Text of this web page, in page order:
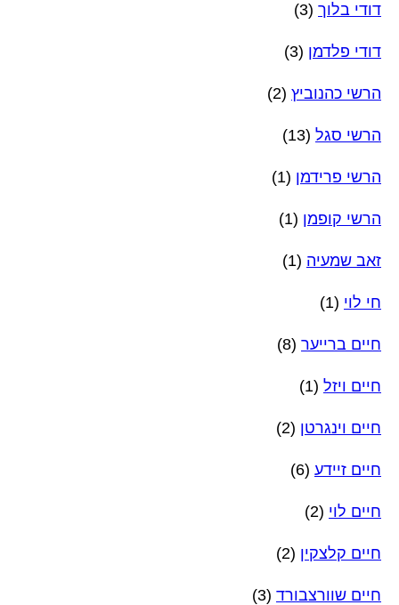
דודי בלוך (3)
דודי פלדמן (3)
הרשי כהנוביץ (2)
הרשי סגל (13)
הרשי פרידמן (1)
הרשי קופמן (1)
זאב שמעיה (1)
חי לוי (1)
חיים ברייער (8)
חיים ויזל (1)
חיים וינגרטן (2)
חיים זיידע (6)
חיים לוי (2)
חיים קלצקין (2)
חיים שוורצבורד (3)